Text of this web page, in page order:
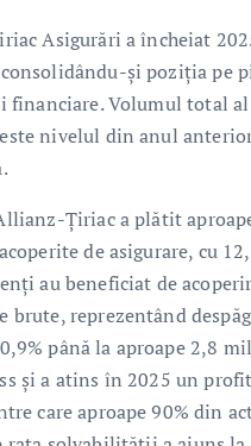
Asigurări a încheiat
și poziția pe
financiare. Volumul total
nivelul din anul
Țiriac a plătit
de asigurare, cu
au beneficiat de
brute, reprezentând
până la aproape 2,8
și a atins în 2025 un
care aproape 90% din